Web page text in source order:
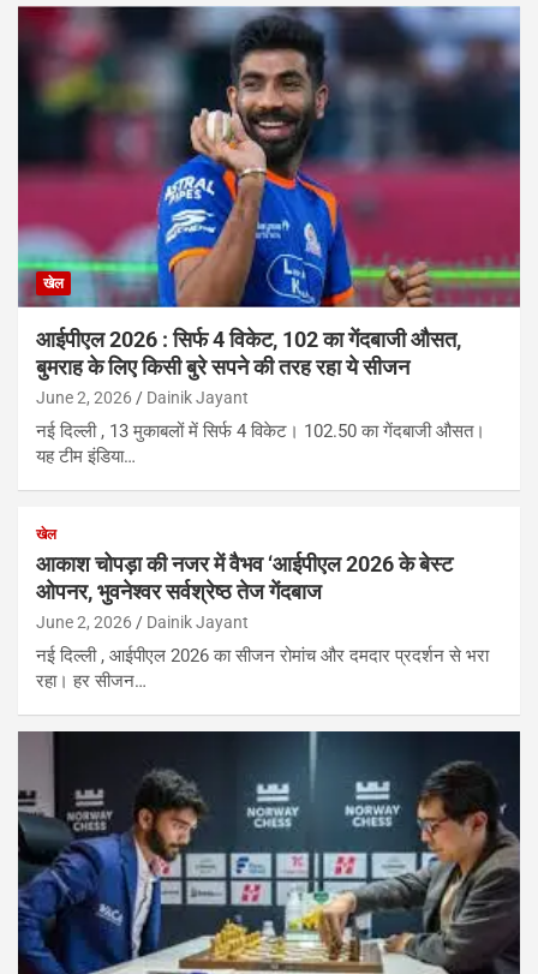
खेल
आईपीएल 2026 : सिर्फ 4 विकेट, 102 का गेंदबाजी औसत,
बुमराह के लिए किसी बुरे सपने की तरह रहा ये सीजन
June 2, 2026 Dainik Jayant
नई दिल्ली , 13 मुकाबलों में सिर्फ 4 विकेट। 102.50 का गेंदबाजी औसत।
यह टीम इंडिया…
खेल
आकाश चोपड़ा की नजर में वैभव ‘आईपीएल 2026 के बेस्ट
ओपनर, भुवनेश्वर सर्वश्रेष्ठ तेज गेंदबाज
June 2, 2026 Dainik Jayant
नई दिल्ली , आईपीएल 2026 का सीजन रोमांच और दमदार प्रदर्शन से भरा
रहा। हर सीजन…